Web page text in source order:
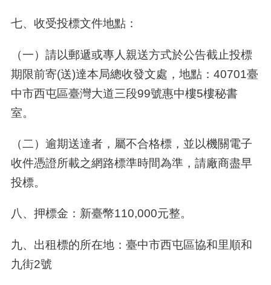
七、收受投標文件地點：
（一）請以郵遞或專人親送方式於公告截止投標
期限前寄(送)達本局總收發文處，地點：40701臺
中市西屯區臺灣大道三段99號惠中樓5樓秘書
室。
（二）逾期送達者，屬不合格標，並以機關電子
收件憑證所載之網路標準時間為準，請廠商盡早
投標。
八、押標金：新臺幣110,000元整。
九、出租標的所在地：臺中市西屯區協和里順和
九街2號